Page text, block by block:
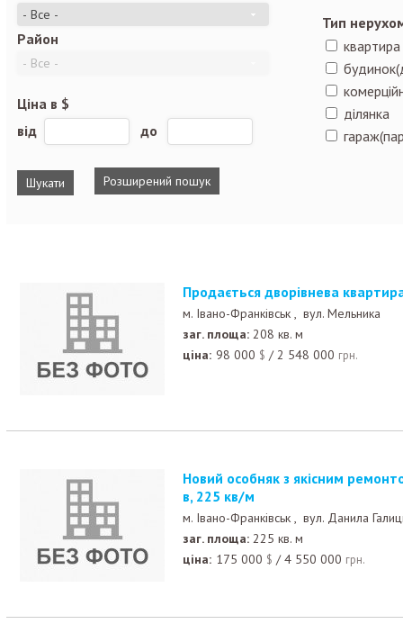
Район
Ціна в $
від
до
Тип
квартира
ділянка
Розширений пошук
Продається дворівнева
м. Івано-Франківськ , вул. Мельника
заг. площа: 208 кв. м
ціна: 98 000 $ /2 548 000 грн.
Новий особняк з якісним ремонтом в центрі Крихівці
в, 225 кв/м
м. Івано-Франківськ , вул. Данила
заг. площа: 225 кв. м
ціна: 175 000 $ /4 550 000 грн.